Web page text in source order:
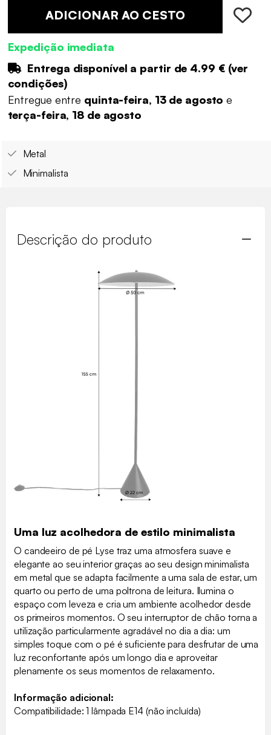
ADICIONAR AO CESTO
Expedição imediata
Entrega disponível a partir de 4.99 €(ver
condições)
Entregue entre quinta-feira, 13 de agostoe
terça-feira, 18 de agosto
Metal
Minimalista
Descrição do produto
Uma luz acolhedora de estilo minimalista
O candeeiro de pé Lyse traz uma atmosfera suave e
elegante ao seu interior graças ao seu design minimalista
em metal que se adapta facilmente a uma sala de estar, um
quarto ou perto de uma poltrona de leitura. Ilumina o
espaço com leveza e cria um ambiente acolhedor desde
os primeiros momentos. O seu interruptor de chão torna a
utilização particularmente agradável no dia a dia: um
simples toque com o pé é suficiente para desfrutar de uma
luz reconfortante após um longo dia e aproveitar
plenamente os seus momentos de relaxamento.
Informação adicional:
Compatibilidade: 1 lâmpada E14 (não incluída)